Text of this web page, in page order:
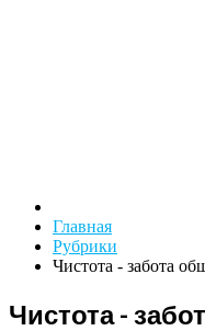
Главная
Рубрики
Чистота - забота
Чистота -